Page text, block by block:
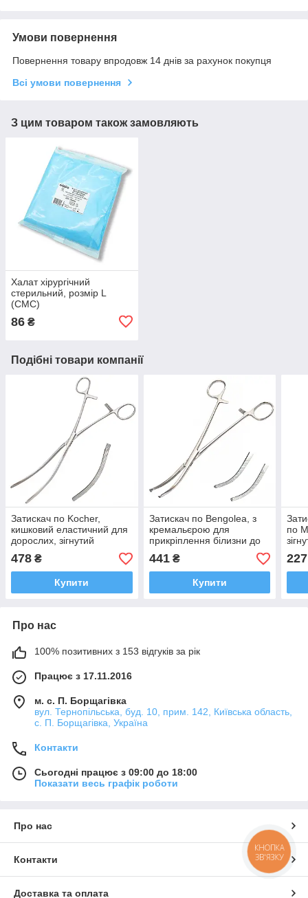
Умови повернення
Повернення товару впродовж 14 днів за рахунок покупця
Всі умови повернення
З цим товаром також замовляють
Халат хірургічний
стерильний, розмір L
(СМС)
86 ₴
Подібні товари компанії
Затискач по Kocher,
кишковий еластичний для
дорослих, зігнутий
SURGIWELOMED.
Довжина 23,5 см
478 ₴
Купити
Затискач по Bengolea, з
кремальєрою для
прикріплення білизни до
очеревини
SURGIWELOMED.
Довжина 19,5 см
441₴
Купити
по
10
Про нас
100% позитивних з 153 відгуків за рік
Працює з 17.11.2016
м. с. П. Борщагівка
вул. Тернопільська, буд. 10, прим. 142, Київська область,
с. П. Борщагівка, Україна
Контакти
Сьогодні працює з 09:00 до 18:00
Показати весь графік роботи
Про нас
Контакти
Доставка та оплата
КНОПКА
ЗВ'ЯЗКУ